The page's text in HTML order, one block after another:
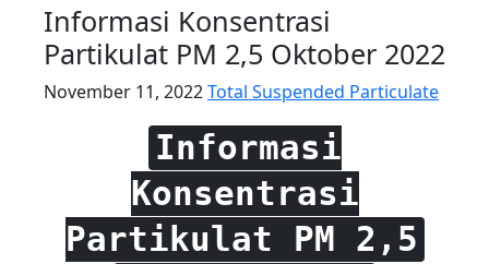
Informasi Konsentrasi
Partikulat PM 2,5 Oktober 2022
November 11, 2022Total Suspended Particulate
Informasi
Konsentrasi
Partikulat PM 2,5